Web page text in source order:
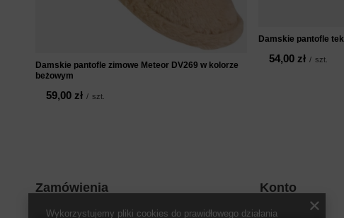
Damskie pantofle zimowe Meteor DV269 w kolorze
beżowym
59,00 zł / szt.
Damskie pantofle
54,00 zł / szt.
Zamówienia Konto
Wykorzystujemy pliki cookies do prawidłowego działania